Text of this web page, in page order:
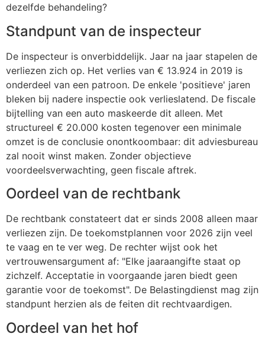
dezelfde behandeling?
Standpunt van de inspecteur
De inspecteur is onverbiddelijk. Jaar na jaar stapelen de
verliezen zich op. Het verlies van € 13.924 in 2019 is
onderdeel van een patroon. De enkele 'positieve' jaren
bleken bij nadere inspectie ook verlieslatend. De fiscale
bijtelling van een auto maskeerde dit alleen. Met
structureel € 20.000 kosten tegenover een minimale
omzet is de conclusie onontkoombaar: dit adviesbureau
zal nooit winst maken. Zonder objectieve
voordeelsverwachting, geen fiscale aftrek.
Oordeel van de rechtbank
De rechtbank constateert dat er sinds 2008 alleen maar
verliezen zijn. De toekomstplannen voor 2026 zijn veel
te vaag en te ver weg. De rechter wijst ook het
vertrouwensargument af: "Elke jaaraangifte staat op
zichzelf. Acceptatie in voorgaande jaren biedt geen
garantie voor de toekomst". De Belastingdienst mag zijn
standpunt herzien als de feiten dit rechtvaardigen.
Oordeel van het hof